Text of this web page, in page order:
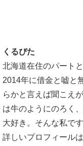
くるぴた
北海道在住のパート
2014年に借金と嘘と
らかと言えば聞こえ
は牛のようにのろく
大好き。そんな私で
詳しいプロフィールは